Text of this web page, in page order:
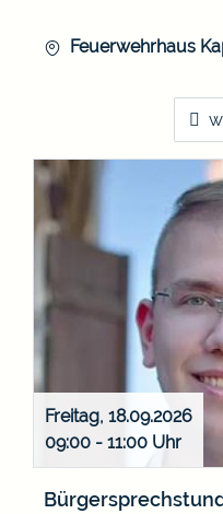
Feuerwehrhaus
Freitag, 18.09.2026
09:00 - 11:00